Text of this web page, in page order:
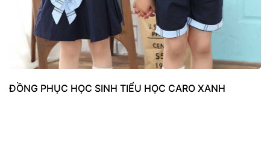
ĐỒNG PHỤC HỌC SINH TIỂU HỌC CARO XANH